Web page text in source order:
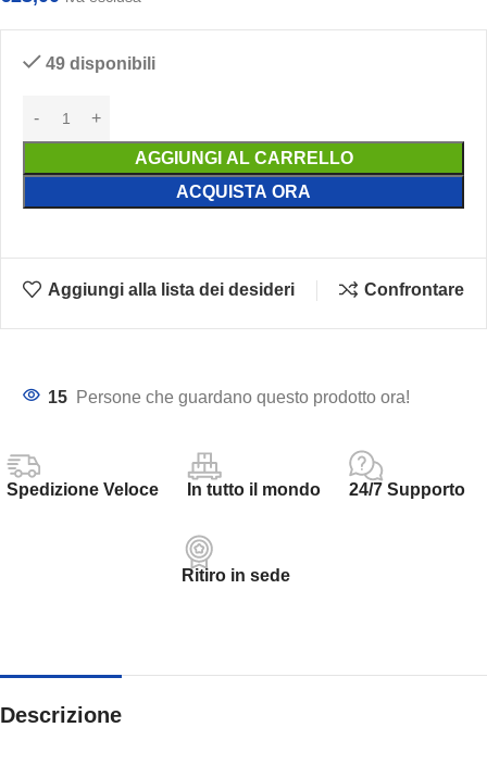
49 disponibili
AGGIUNGI AL CARRELLO
ACQUISTA ORA
Aggiungi alla lista dei desideri Confrontare
15 Persone che guardano questo prodotto ora!
Spedizione Veloce In tutto il mondo 24/7 Supporto
Ritiro in sede
Descrizione